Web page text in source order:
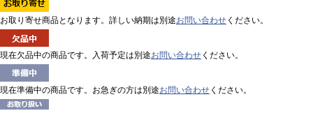
お取り寄せ商品となります。詳しい納期は別途お問い合わせ ください。
現在欠品中の商品です。入荷予定は別途お問い合わせ ください。
現在準備中の商品です。お急ぎの方は別途お問い合わせ ください。